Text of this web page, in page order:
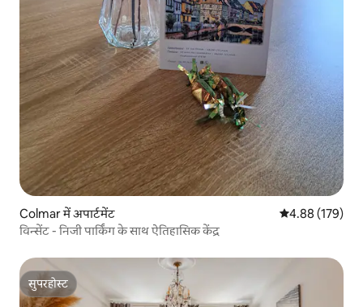
Colmar में अपार्टमेंट औसत रेटिंग 5 में से
4.88 (179)
विन्सेंट - निजी पार्किंग के साथ ऐतिहासिक केंद्र
सुपरहोस्ट
सुपरहोस्ट